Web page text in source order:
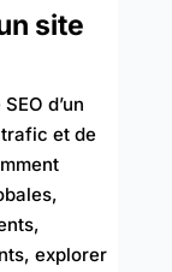
site
d’un
et de
explorer